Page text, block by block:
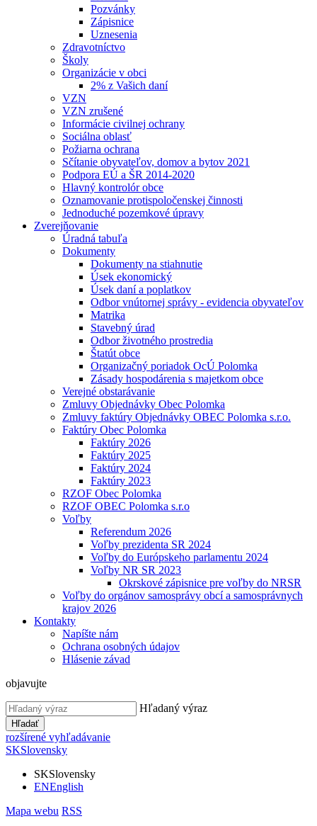
Pozvánky
Zápisnice
Uznesenia
Zdravotníctvo
Školy
Organizácie v obci
2% z Vašich daní
VZN
VZN zrušené
Informácie civilnej ochrany
Sociálna oblasť
Požiarna ochrana
Sčítanie obyvateľov, domov a bytov 2021
Podpora EÚ a ŠR 2014-2020
Hlavný kontrolór obce
Oznamovanie protispoločenskej činnosti
Jednoduché pozemkové úpravy
Zverejňovanie
Úradná tabuľa
Dokumenty
Dokumenty na stiahnutie
Úsek ekonomický
Úsek daní a poplatkov
Odbor vnútornej správy - evidencia obyvateľov
Matrika
Stavebný úrad
Odbor životného prostredia
Štatút obce
Organizačný poriadok OcÚ Polomka
Zásady hospodárenia s majetkom obce
Verejné obstarávanie
Zmluvy Objednávky Obec Polomka
Zmluvy faktúry Objednávky OBEC Polomka s.r.o.
Faktúry Obec Polomka
Faktúry 2026
Faktúry 2025
Faktúry 2024
Faktúry 2023
RZOF Obec Polomka
RZOF OBEC Polomka s.r.o
Voľby
Referendum 2026
Voľby prezidenta SR 2024
Voľby do Európskeho parlamentu 2024
Voľby NR SR 2023
Okrskové zápisnice pre voľby do NRSR
Voľby do orgánov samosprávy obcí a samosprávnych
krajov 2026
Kontakty
Napíšte nám
Ochrana osobných údajov
Hlásenie závad
objavujte
Hľadaný výraz
Hľadať
rozšírené vyhľadávanie
SKSlovensky
SKSlovensky
ENEnglish
Mapa webu RSS